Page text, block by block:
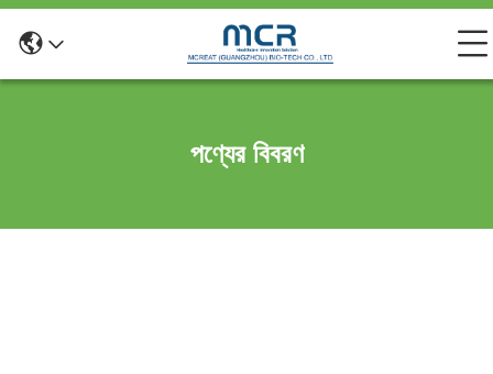
পণ্যের বিবরণ